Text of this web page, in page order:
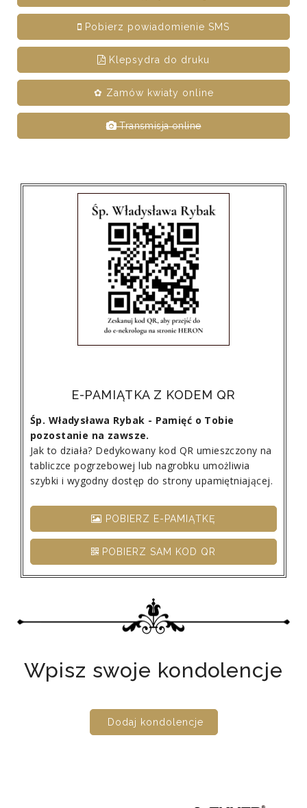
Pobierz powiadomienie SMS
Klepsydra do druku
✿ Zamów kwiaty online
Transmisja online
E-PAMIĄTKA Z KODEM QR
Śp. Władysława Rybak - Pamięć o Tobie
pozostanie na zawsze.
Jak to działa? Dedykowany kod QR umieszczony na
tabliczce pogrzebowej lub nagrobku umożliwia
szybki i wygodny dostęp do strony upamiętniającej.
POBIERZ E-PAMIĄTKĘ
POBIERZ SAM KOD QR
Wpisz swoje kondolencje
Dodaj kondolencje